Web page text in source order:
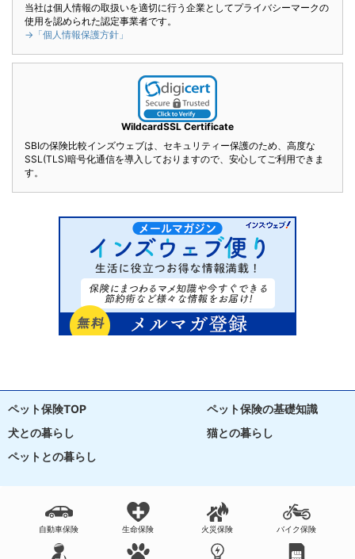
当社は個人情報の取扱いを適切に行う企業としてプライバシーマークの
使用を認められた認定事業者です。
→「個人情報保護方針」
WildcardSSL Certificate
SBIの保険比較インズウェブは、セキュリティー保護のため、高度な
SSL(TLS)暗号化通信を導入しておりますので、安心してご利用できま
す。
ペット保険TOP
ペット保険の基礎知識
犬との暮らし
猫との暮らし
ペットとの暮らし
自動車保険 生命保険 火災保険 バイク保険